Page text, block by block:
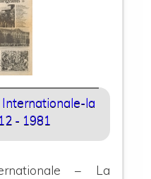
la
- 1981
– La